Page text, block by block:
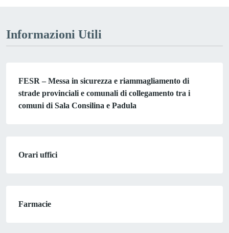
Informazioni Utili
FESR – Messa in sicurezza e riammagliamento di
strade provinciali e comunali di collegamento tra i
comuni di Sala Consilina e Padula
Orari uffici
Farmacie